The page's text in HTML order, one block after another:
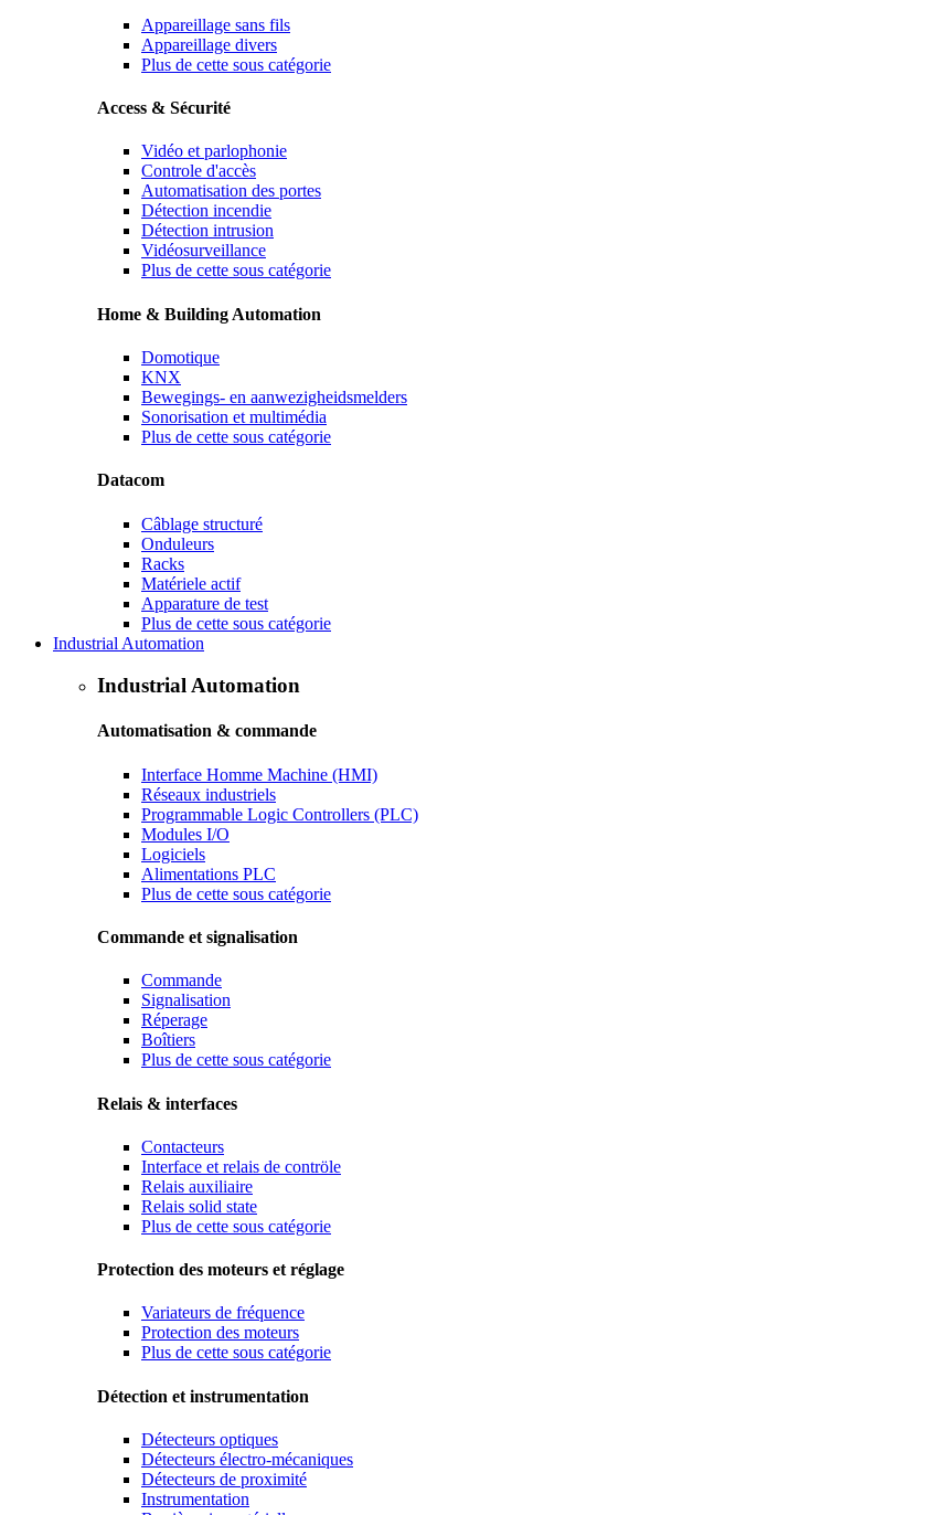
Appareillage sans fils
Appareillage divers
Plus de cette sous catégorie
Access & Sécurité
Vidéo et parlophonie
Controle d'accès
Automatisation des portes
Détection incendie
Détection intrusion
Vidéosurveillance
Plus de cette sous catégorie
Home & Building Automation
Domotique
KNX
Bewegings- en aanwezigheidsmelders
Sonorisation et multimédia
Plus de cette sous catégorie
Datacom
Câblage structuré
Onduleurs
Racks
Matériele actif
Apparature de test
Plus de cette sous catégorie
Industrial Automation
Industrial Automation
Automatisation & commande
Interface Homme Machine (HMI)
Réseaux industriels
Programmable Logic Controllers (PLC)
Modules I/O
Logiciels
Alimentations PLC
Plus de cette sous catégorie
Commande et signalisation
Commande
Signalisation
Réperage
Boîtiers
Plus de cette sous catégorie
Relais & interfaces
Contacteurs
Interface et relais de contröle
Relais auxiliaire
Relais solid state
Plus de cette sous catégorie
Protection des moteurs et réglage
Variateurs de fréquence
Protection des moteurs
Plus de cette sous catégorie
Détection et instrumentation
Détecteurs optiques
Détecteurs électro-mécaniques
Détecteurs de proximité
Instrumentation